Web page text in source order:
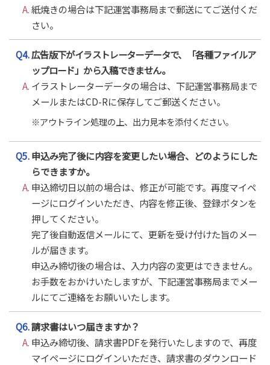
A.紙焼きの場合は下記運営事務局まで郵送にてご送付くだ
さい。
Q4.広告版下がイラストレーターデータで、「各種ファイルア
ップロード」から入稿できません。
A. イラストレーターデータの場合は、下記運営事務局まで
メールまたはCD-Rに保存してご郵送ください。
※アウトライン処理の上、出力見本を添付ください。
Q5.申込み完了後に内容を変更したい場合、どのようにした
らできますか。
A. 申込締切日以前の場合は、修正が可能です。再度マイペ
ージにログインいただき、内容を修正後、登録ボタンを
押してください。
完了後自動返信メールにて、更新を受け付けた旨のメー
ルが届きます。
申込み締切後の場合は、入力内容の変更はできません。
お手数をおかけいたしますが、下記運営事務局までメー
ルにてご連絡をお願いいたします。
Q6.請求書はいつ届きますか？
A. 申込み締切後、請求書PDFを発行いたしますので、再度
マイページにログインいただき、請求書のダウンロード